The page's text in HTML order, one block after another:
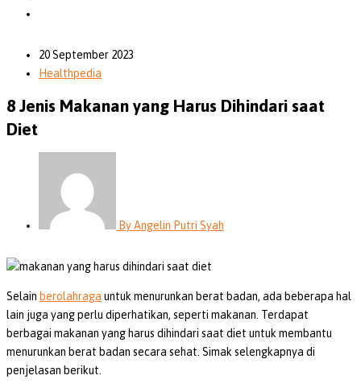
20 September 2023
Healthpedia
8 Jenis Makanan yang Harus Dihindari saat
Diet
ByAngelin Putri Syah
Selain berolahraga untuk menurunkan berat badan, ada beberapa hal
lain juga yang perlu diperhatikan, seperti makanan. Terdapat
berbagai makanan yang harus dihindari saat diet untuk membantu
menurunkan berat badan secara sehat. Simak selengkapnya di
penjelasan berikut.